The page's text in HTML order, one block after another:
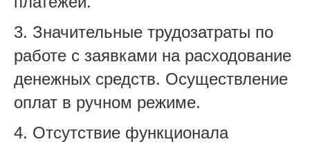
3. Значительные трудозатраты по
работе с заявками на расходование
денежных средств. Осуществление
оплат в ручном режиме.
4. Отсутствие функционала